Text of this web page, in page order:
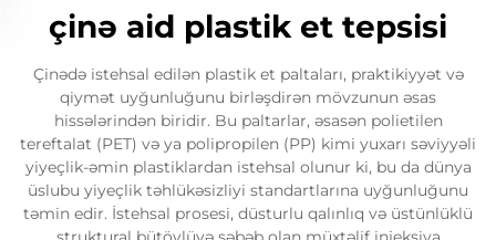
çinə aid plastik et tepsisi
Çinədə istehsal edilən plastik et paltaları, praktikiyyət və
qiymət uyğunluğunu birləşdirən mövzunun əsas
hissələrindən biridir. Bu paltarlar, əsasən polietilen
tereftalat (PET) və ya polipropilen (PP) kimi yuxarı səviyyəli
yiyeçlik-əmin plastiklardan istehsal olunur ki, bu da dünya
üslubu yiyeçlik təhlükəsizliyi standartlarına uyğunluğunu
təmin edir. İstehsal prosesi, düsturlu qalınlıq və üstünlüklü